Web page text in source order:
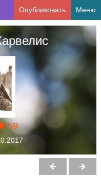
Опубликовать Меню
59